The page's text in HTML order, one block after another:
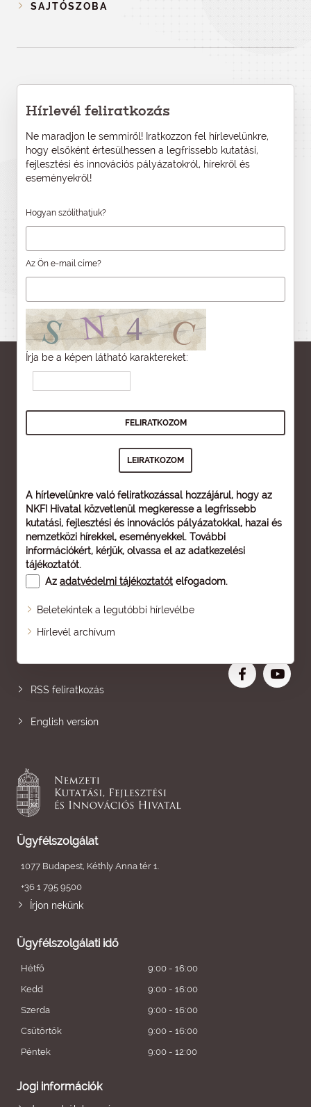
SAJTÓSZOBA
Hírlevél feliratkozás
Ne maradjon le semmiről! Iratkozzon fel hírlevelünkre,
hogy elsőként értesülhessen a legfrissebb kutatási,
fejlesztési és innovációs pályázatokról, hírekről és
eseményekről!
Hogyan szólíthatjuk?
Az Ön e-mail címe?
Írja be a képen látható karaktereket:
A hírlevelünkre való feliratkozással hozzájárul, hogy az
NKFI Hivatal közvetlenül megkeresse a legfrissebb
kutatási, fejlesztési és innovációs pályázatokkal, hazai és
nemzetközi hírekkel, eseményekkel. További
információkért, kérjük, olvassa el az adatkezelési
tájékoztatót.
Az adatvédelmi tájékoztatót elfogadom.
Beletekintek a legutóbbi hírlevélbe
Hírlevél archívum
Oldaltérkép
RSS feliratkozás
English version
Ügyfélszolgálat
1077 Budapest, Kéthly Anna tér 1.
+36 1 795 9500
Írjon nekünk
Ügyfélszolgálati idő
Hétfő
9:00 - 16:00
Kedd
9:00 - 16:00
Szerda
9:00 - 16:00
Csütörtök
9:00 - 16:00
Péntek
9:00 - 12:00
Jogi információk